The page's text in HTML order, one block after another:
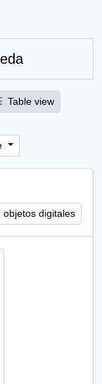
Table view
objetos digitales